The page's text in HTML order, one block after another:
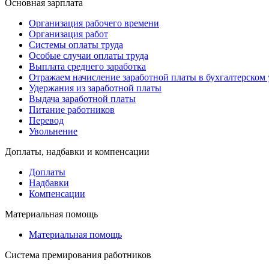
Основная зарплата
Организация рабочего времени
Организация работ
Системы оплаты труда
Особые случаи оплаты труда
Выплата среднего заработка
Отражаем начисление заработной платы в бухгалтерском
Удержания из заработной платы
Выдача заработной платы
Питание работников
Перевод
Увольнение
Доплаты, надбавки и компенсации
Доплаты
Надбавки
Компенсации
Материальная помощь
Материальная помощь
Система премирования работников